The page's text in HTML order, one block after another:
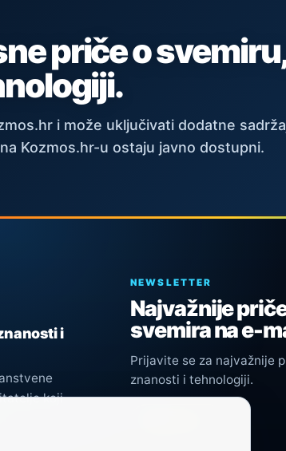
priče o
i može uključivati dodatne
Kozmos.hr-u ostaju javno dostupni.
i
koji
NEWSLETTER
Najvažnije
svemira na e-
Prijavite se za najvažnije
znanosti i tehnologiji.